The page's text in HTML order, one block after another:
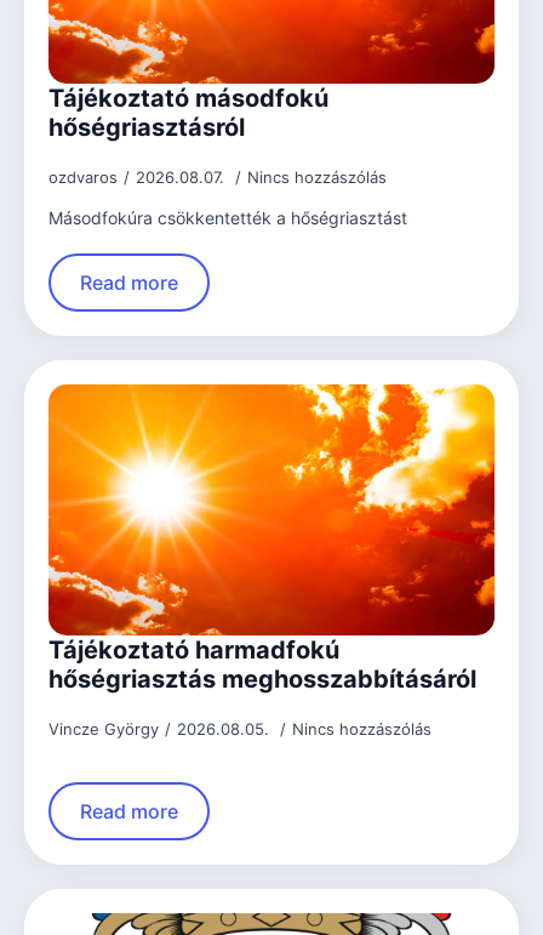
Tájékoztató másodfokú
hőségriasztásról
ozdvaros 2026.08.07. Nincs hozzászólás
Másodfokúra csökkentették a hőségriasztást
Read more
Tájékoztató harmadfokú
hőségriasztás meghosszabbításáról
Vincze György 2026.08.05. Nincs hozzászólás
Read more